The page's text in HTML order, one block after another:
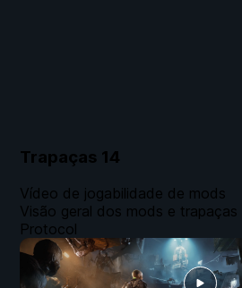
Trapaças 14
Vídeo de jogabilidade de mods
Visão geral dos mods e
Protocol